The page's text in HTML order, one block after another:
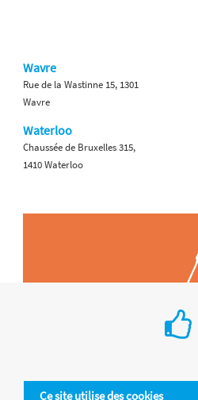
Ce site utilise des cookies
Wavre
Rue de la Wastinne 15, 1301
Wavre
Waterloo
Chaussée de Bruxelles 315,
1410 Waterloo